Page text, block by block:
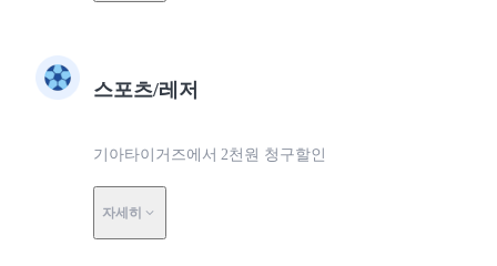
스포츠/레저
기아타이거즈에서 2천원 청구할인
자세히